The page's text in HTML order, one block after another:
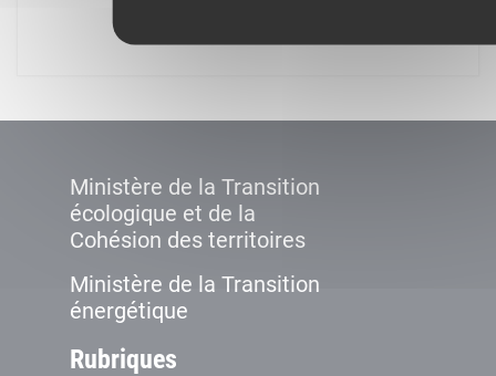
Ministère de la Transition
écologique et de la
Cohésion des territoires
Ministère de la Transition
énergétique
Rubriques